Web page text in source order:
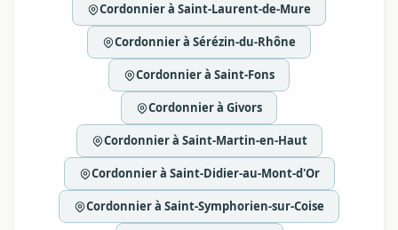
Cordonnier à Saint-Laurent-de-Mure
Cordonnier à Sérézin-du-Rhône
Cordonnier à Saint-Fons
Cordonnier à Givors
Cordonnier à Saint-Martin-en-Haut
Cordonnier à Saint-Didier-au-Mont-d'Or
Cordonnier à Saint-Symphorien-sur-Coise